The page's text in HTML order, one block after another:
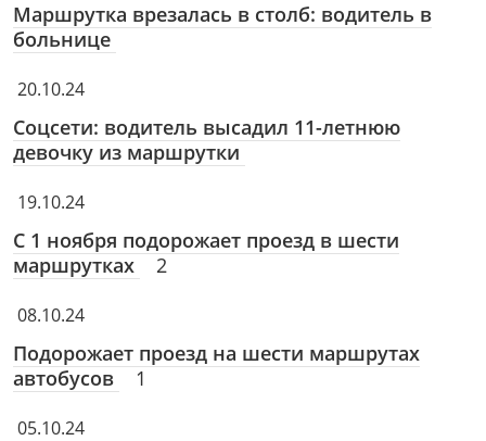
Маршрутка врезалась в столб: водитель в
больнице
20.10.24
Соцсети: водитель высадил 11-летнюю
девочку из маршрутки
19.10.24
С 1 ноября подорожает проезд в шести
маршрутках
2
08.10.24
Подорожает проезд на шести маршрутах
автобусов
1
05.10.24